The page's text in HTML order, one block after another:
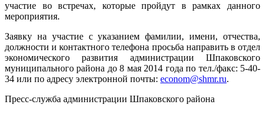
участие во встречах, которые пройдут в рамках данного
мероприятия.
Заявку на участие с указанием фамилии, имени, отчества,
должности и контактного телефона просьба направить в отдел
экономического развития администрации Шпаковского
муниципального района до 8 мая 2014 года по тел./факс: 5-40-
34 или по адресу электронной почты: econom@shmr.ru.
Пресс-служба администрации Шпаковского района